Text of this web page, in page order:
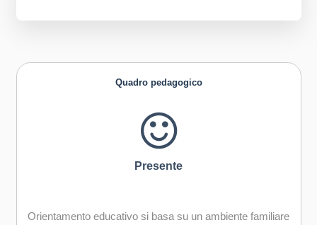
Quadro pedagogico
Presente
Orientamento educativo si basa su un ambiente familiare